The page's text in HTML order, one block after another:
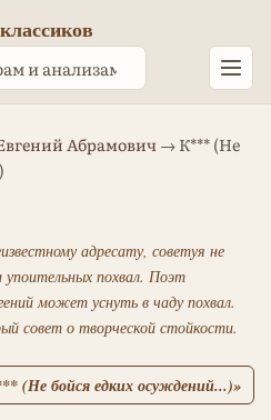
Абрамович → К*** (Не
адресату, советуя не
похвал. Поэт
может уснуть в чаду похвал.
совет о творческой стойкости.
(Не бойся едких осуждений...)»